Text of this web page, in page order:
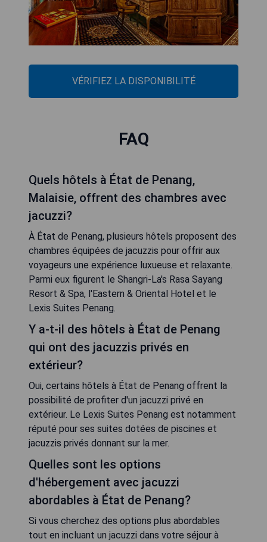
VÉRIFIEZ LA DISPONIBILITÉ
FAQ
Quels hôtels à État de Penang,
Malaisie, offrent des chambres avec
jacuzzi?
À État de Penang, plusieurs hôtels proposent des
chambres équipées de jacuzzis pour offrir aux
voyageurs une expérience luxueuse et relaxante.
Parmi eux figurent le Shangri-La's Rasa Sayang
Resort & Spa, l'Eastern & Oriental Hotel et le
Lexis Suites Penang.
Y a-t-il des hôtels à État de Penang
qui ont des jacuzzis privés en
extérieur?
Oui, certains hôtels à État de Penang offrent la
possibilité de profiter d'un jacuzzi privé en
extérieur. Le Lexis Suites Penang est notamment
réputé pour ses suites dotées de piscines et
jacuzzis privés donnant sur la mer.
Quelles sont les options
d'hébergement avec jacuzzi
abordables à État de Penang?
Si vous cherchez des options plus abordables
tout en incluant un jacuzzi dans votre séjour à